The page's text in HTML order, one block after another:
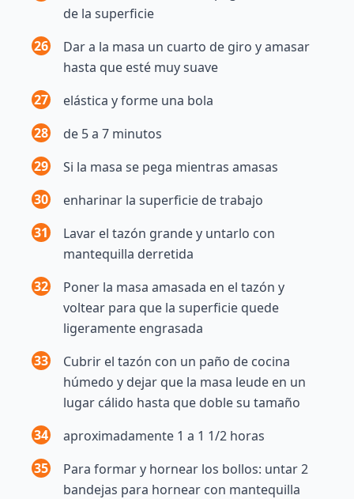
de la superficie
26
Dar a la masa un cuarto de giro y amasar
hasta que esté muy suave
27
elástica y forme una bola
28
de 5 a 7 minutos
29
Si la masa se pega mientras amasas
30
enharinar la superficie de trabajo
31
Lavar el tazón grande y untarlo con
mantequilla derretida
32
Poner la masa amasada en el tazón y
voltear para que la superficie quede
ligeramente engrasada
33
Cubrir el tazón con un paño de cocina
húmedo y dejar que la masa leude en un
lugar cálido hasta que doble su tamaño
34
aproximadamente 1 a 1 1/2 horas
35
Para formar y hornear los bollos: untar 2
bandejas para hornear con mantequilla